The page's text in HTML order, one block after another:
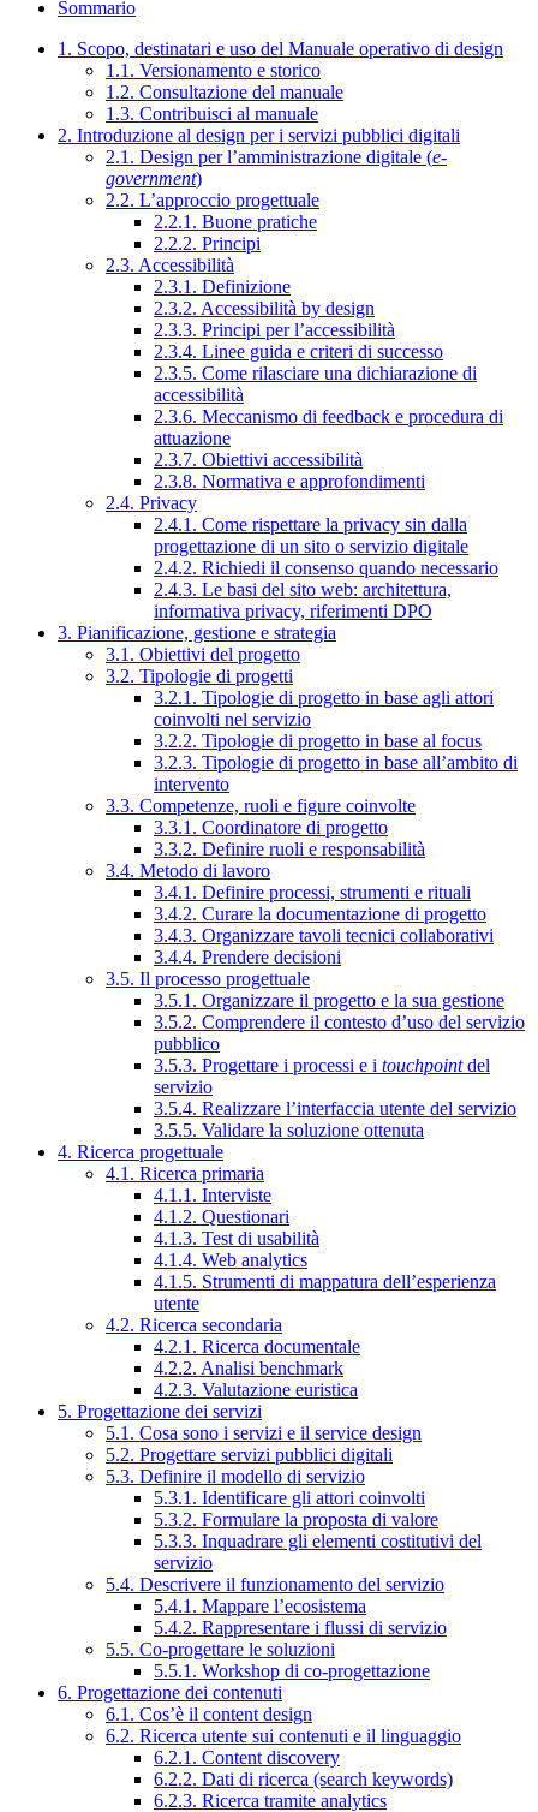
Sommario
1. Scopo, destinatari e uso del Manuale operativo di design
1.1. Versionamento e storico
1.2. Consultazione del manuale
1.3. Contribuisci al manuale
2. Introduzione al design per i servizi pubblici digitali
2.1. Design per l’amministrazione digitale (e-
government)
2.2. L’approccio progettuale
2.2.1. Buone pratiche
2.2.2. Principi
2.3. Accessibilità
2.3.1. Definizione
2.3.2. Accessibilità by design
2.3.3. Principi per l’accessibilità
2.3.4. Linee guida e criteri di successo
2.3.5. Come rilasciare una dichiarazione di
accessibilità
2.3.6. Meccanismo di feedback e procedura di
attuazione
2.3.7. Obiettivi accessibilità
2.3.8. Normativa e approfondimenti
2.4. Privacy
2.4.1. Come rispettare la privacy sin dalla
progettazione di un sito o servizio digitale
2.4.2. Richiedi il consenso quando necessario
2.4.3. Le basi del sito web: architettura,
informativa privacy, riferimenti DPO
3. Pianificazione, gestione e strategia
3.1. Obiettivi del progetto
3.2. Tipologie di progetti
3.2.1. Tipologie di progetto in base agli attori
coinvolti nel servizio
3.2.2. Tipologie di progetto in base al focus
3.2.3. Tipologie di progetto in base all’ambito di
intervento
3.3. Competenze, ruoli e figure coinvolte
3.3.1. Coordinatore di progetto
3.3.2. Definire ruoli e responsabilità
3.4. Metodo di lavoro
3.4.1. Definire processi, strumenti e rituali
3.4.2. Curare la documentazione di progetto
3.4.3. Organizzare tavoli tecnici collaborativi
3.4.4. Prendere decisioni
3.5. Il processo progettuale
3.5.1. Organizzare il progetto e la sua gestione
3.5.2. Comprendere il contesto d’uso del servizio
pubblico
3.5.3. Progettare i processi e i touchpointdel
servizio
3.5.4. Realizzare l’interfaccia utente del servizio
3.5.5. Validare la soluzione ottenuta
4. Ricerca progettuale
4.1. Ricerca primaria
4.1.1. Interviste
4.1.2. Questionari
4.1.3. Test di usabilità
4.1.4. Web analytics
4.1.5. Strumenti di mappatura dell’esperienza
utente
4.2. Ricerca secondaria
4.2.1. Ricerca documentale
4.2.2. Analisi benchmark
4.2.3. Valutazione euristica
5. Progettazione dei servizi
5.1. Cosa sono i servizi e il service design
5.2. Progettare servizi pubblici digitali
5.3. Definire il modello di servizio
5.3.1. Identificare gli attori coinvolti
5.3.2. Formulare la proposta di valore
5.3.3. Inquadrare gli elementi costitutivi del
servizio
5.4. Descrivere il funzionamento del servizio
5.4.1. Mappare l’ecosistema
5.4.2. Rappresentare i flussi di servizio
5.5. Co-progettare le soluzioni
5.5.1. Workshop di co-progettazione
6. Progettazione dei contenuti
6.1. Cos’è il content design
6.2. Ricerca utente sui contenuti e il linguaggio
6.2.1. Content discovery
6.2.2. Dati di ricerca (search keywords)
6.2.3. Ricerca tramite analytics